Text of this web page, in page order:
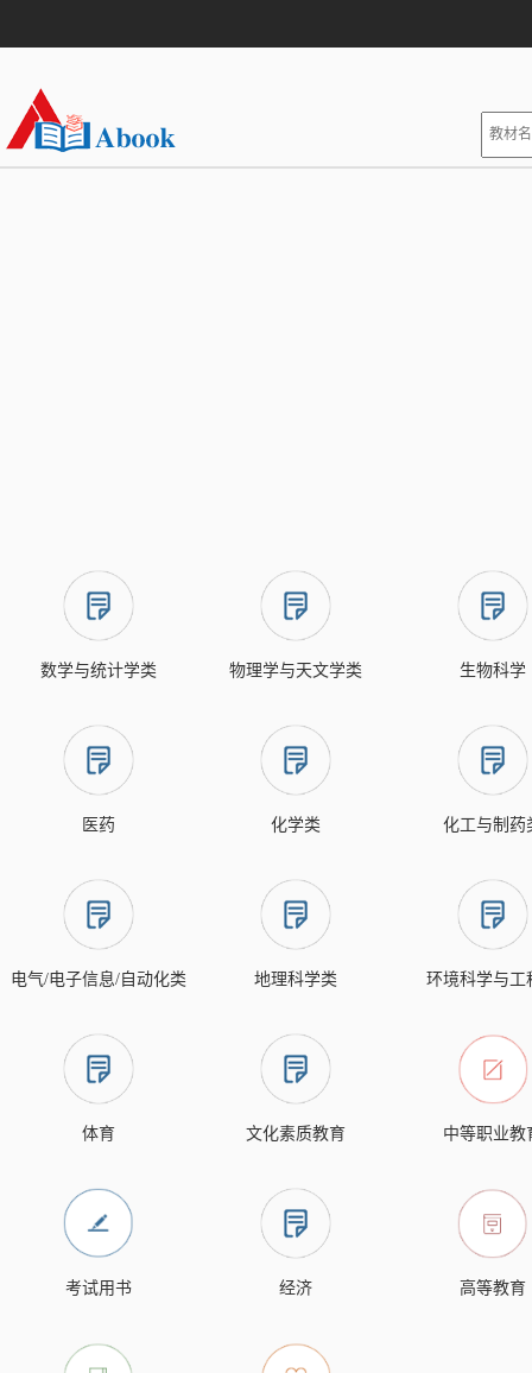
数学与统计学类 物理学与天文学类 生物科学
医药 化学类 化工与制药
电气/电子信息/自动化类 地理科学类 环境科学与工
体育 文化素质教育 中等职业教
考试用书 经济 高等教育